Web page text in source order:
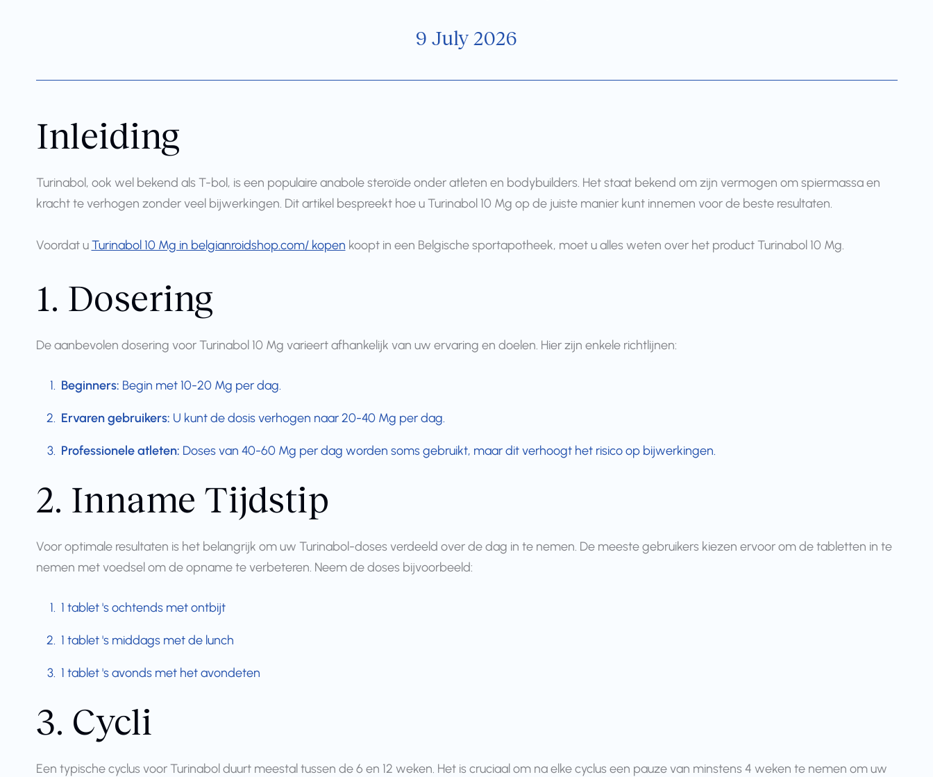
9 July 2026
Inleiding
Turinabol, ook wel bekend als T-bol, is een populaire anabole steroïde onder atleten en bodybuilders. Het staat bekend om zijn vermogen om spiermassa en
kracht te verhogen zonder veel bijwerkingen. Dit artikel bespreekt hoe u Turinabol 10 Mg op de juiste manier kunt innemen voor de beste resultaten.
Voordat uTurinabol 10 Mg in belgianroidshop.com/ kopen koopt in een Belgische sportapotheek, moet u alles weten over het product Turinabol 10 Mg.
1. Dosering
De aanbevolen dosering voor Turinabol 10 Mg varieert afhankelijk van uw ervaring en doelen. Hier zijn enkele richtlijnen:
Beginners: Begin met 10-20 Mg per dag.
Ervaren gebruikers: U kunt de dosis verhogen naar 20-40 Mg per dag.
Professionele atleten: Doses van 40-60 Mg per dag worden soms gebruikt, maar dit verhoogt het risico op bijwerkingen.
2. Inname Tijdstip
Voor optimale resultaten is het belangrijk om uw Turinabol-doses verdeeld over de dag in te nemen. De meeste gebruikers kiezen ervoor om de tabletten in te
nemen met voedsel om de opname te verbeteren. Neem de doses bijvoorbeeld:
1 tablet 's ochtends met ontbijt
1 tablet 's middags met de lunch
1 tablet 's avonds met het avondeten
3. Cycli
Een typische cyclus voor Turinabol duurt meestal tussen de 6 en 12 weken. Het is cruciaal om na elke cyclus een pauze van minstens 4 weken te nemen om uw